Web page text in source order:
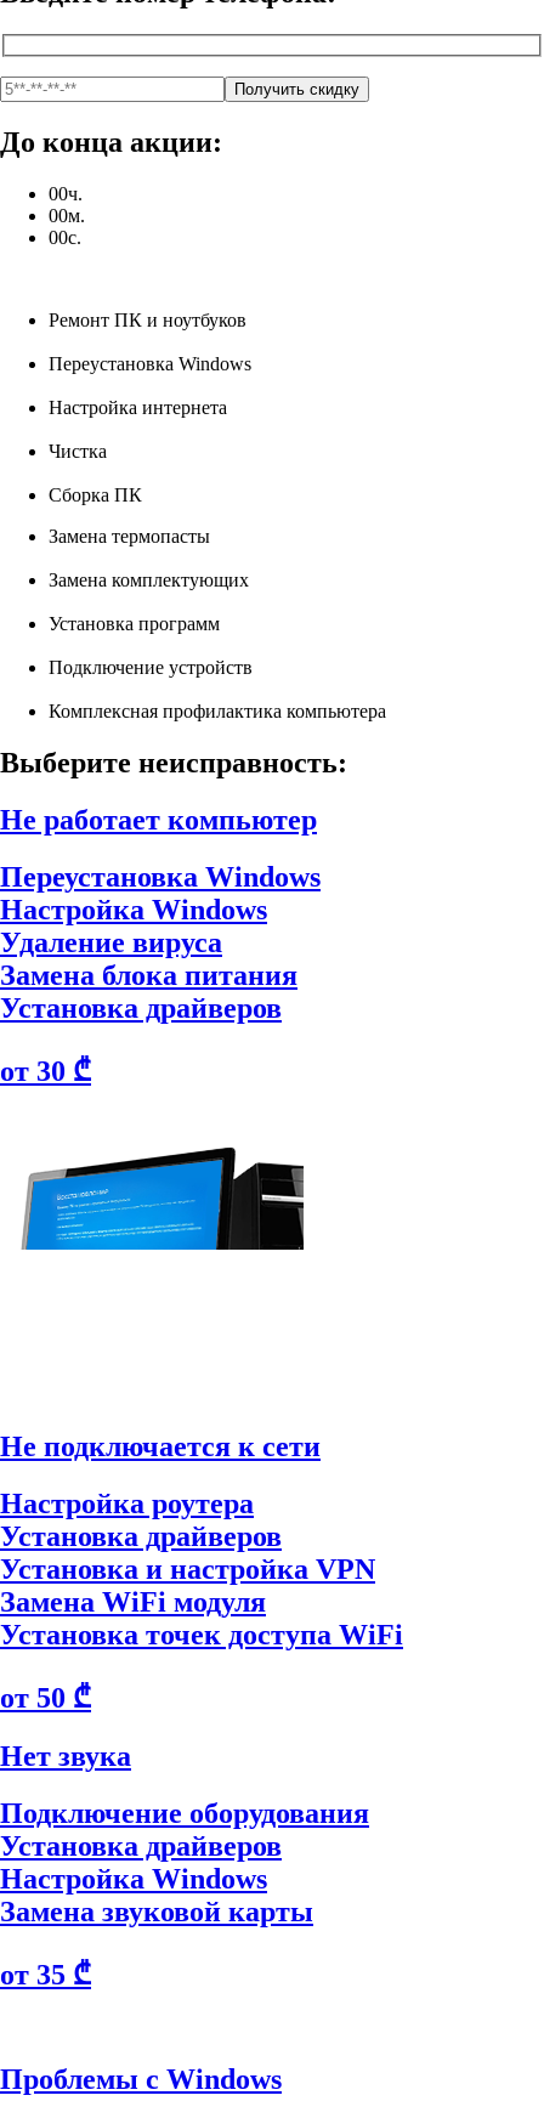
До конца акции:
00ч.
00м.
00с.
Ремонт ПК и ноутбуков
Переустановка Windows
Настройка интернета
Чистка
Сборка ПК
Замена термопасты
Замена комплектующих
Установка программ
Подключение устройств
Комплексная профилактика компьютера
Выберите неисправность:
Не работает компьютер
Переустановка Windows
Настройка Windows
Удаление вируса
Замена блока питания
Установка драйверов
от 30 ₾
Не подключается к сети
Настройка роутера
Установка драйверов
Установка и настройка VPN
Замена WiFi модуля
Установка точек доступа WiFi
от 50 ₾
Нет звука
Подключение оборудования
Установка драйверов
Настройка Windows
Замена звуковой карты
от 35 ₾
Проблемы с Windows